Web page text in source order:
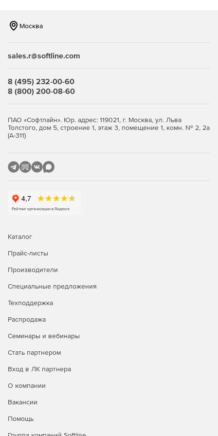
Москва
sales.r@softline.com
8 (495) 232-00-60
8 (800) 200-08-60
ПАО «Софтлайн». Юр. адрес: 119021, г. Москва, ул. Льва
Толстого, дом 5, строение 1, этаж 3, помещение 1, комн. № 2, 2а
(А-311)
Каталог
Прайс-листы
Производители
Специальные предложения
Техподдержка
Распродажа
Семинары и вебинары
Стать партнером
Вход в ЛК партнера
О компании
Вакансии
Помощь